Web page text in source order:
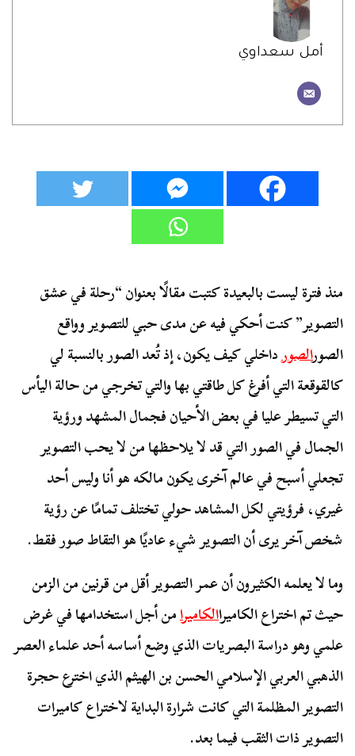
أمل سعداوي
منذ فترة ليست بالبعيدة كتبت مقالًا بعنوان “رحلة في عشق
التصوير” كنت أحكي فيه عن مدى حبي للتصوير وواقع
الصورالصورداخلي كيف يكون، إذ تُعد الصور بالنسبة لي
كالقوقعة التي أفرغ كل طاقتي بها والتي تخرجي من حالة اليأس
التي تسيطر عليا في بعض الأحيان فجمال المشهد ورؤية
الجمال في الصور التي قد لا يلاحظها من لا يحب التصوير
تجعلي أسبح في عالم آخرى يكون مالكه هو أنا وليس أحد
غيري، فرؤيتي لكل المشاهد حولي تختلف تمامًا عن رؤية
شخص آخر يرى أن التصوير شيء عاديًا هو التقاط صور فقط.
وما لا يعلمه الكثيرون أن عمر التصوير أقل من قرنين من الزمن
حيث تم اختراع الكاميراالكاميرامن أجل استخدامها في غرض
علمي وهو دراسة البصريات الذي وضع أساسه أحد علماء العصر
الذهبي العربي الإسلامي الحسن بن الهيثم الذي اخترع حجرة
التصوير المظلمة التي كانت شرارة البداية لاختراع كاميرات
التصوير ذات الثقب فيما بعد.